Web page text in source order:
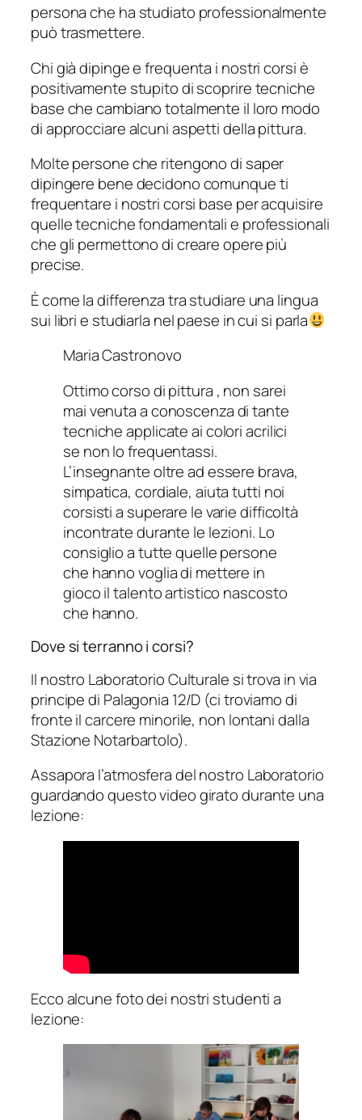
persona che ha studiato professionalmente
può trasmettere.
Chi già dipinge e frequenta i nostri corsi è
positivamente stupito di scoprire tecniche
base che cambiano totalmente il loro modo
di approcciare alcuni aspetti della pittura.
Molte persone che ritengono di saper
dipingere bene decidono comunque ti
frequentare i nostri corsi base per acquisire
quelle tecniche fondamentali e professionali
che gli permettono di creare opere più
precise.
È come la differenza tra studiare una lingua
sui libri e studiarla nel paese in cui si parla
Maria Castronovo
Ottimo corso di pittura , non sarei
mai venuta a conoscenza di tante
tecniche applicate ai colori acrilici
se non lo frequentassi.
L’insegnante oltre ad essere brava,
simpatica, cordiale, aiuta tutti noi
corsisti a superare le varie difficoltà
incontrate durante le lezioni. Lo
consiglio a tutte quelle persone
che hanno voglia di mettere in
gioco il talento artistico nascosto
che hanno.
Dove si terranno i corsi?
Il nostro Laboratorio Culturale si trova in via
principe di Palagonia 12/D (ci troviamo di
fronte il carcere minorile, non lontani dalla
Stazione Notarbartolo).
Assapora l’atmosfera del nostro Laboratorio
guardando questo video girato durante una
lezione:
Ecco alcune foto dei nostri studenti a
lezione: